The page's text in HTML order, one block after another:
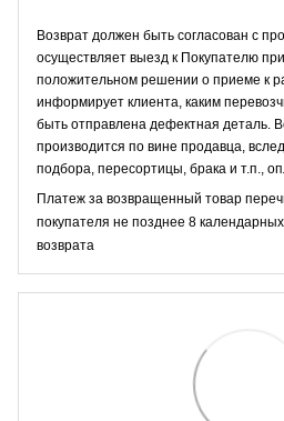
Возврат должен быть согласован с
осуществляет выезд к Покупателю
положительном решении о приеме к
информирует клиента, каким
быть отправлена дефектная деталь.
производится по вине продавца,
подбора, пересортицы, брака и т.п.,
Платеж за возвращенный товар
покупателя не позднее 8
возврата